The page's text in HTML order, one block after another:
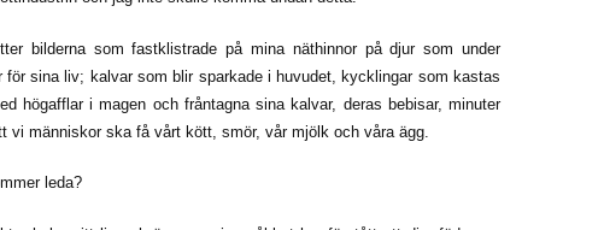
bilderna som fastklistrade på mina näthinnor på djur som under
för sina liv; kalvar som blir sparkade i huvudet, kycklingar som kastas
högafflar i magen och fråntagna sina kalvar, deras bebisar, minuter
vi människor ska få vårt kött, smör, vår mjölk och våra ägg.
leda?